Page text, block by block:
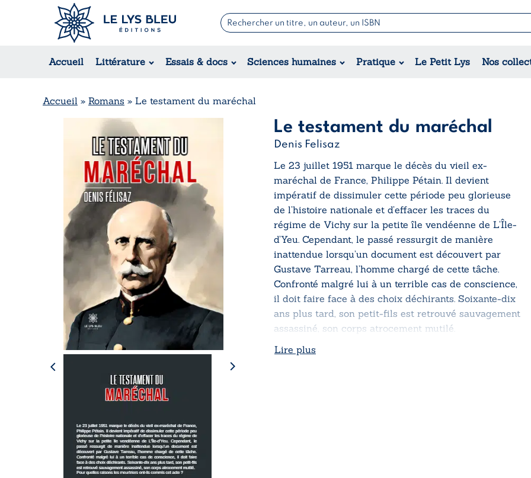
Accueil Littérature Essais & docs Sciences humaines Pratique Le Petit Lys Nos
Romans
Suspense / Thriller / Policier
Romance
Jeunesse
Théâtre
Accueil » Romans » Le testament du maréchal
Le testament du maréchal
Denis Felisaz
Le 23 juillet 1951 marque le décès du vieil ex-
maréchal de France, Philippe Pétain. Il devient
impératif de dissimuler cette période peu glorieuse
de l’histoire nationale et d’effacer les traces du
régime de Vichy sur la petite île vendéenne de L’Île-
d’Yeu. Cependant, le passé ressurgit de manière
inattendue lorsqu’un document est découvert par
Gustave Tarreau, l’homme chargé de cette tâche.
Confronté malgré lui à un terrible cas de conscience,
il doit faire face à des choix déchirants. Soixante-dix
ans plus tard, son petit-fils est retrouvé sauvagement
assassiné, son corps atrocement mutilé.
Pour quelles raisons les meurtriers ont-ils commis
Lire plus